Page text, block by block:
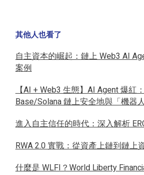
其他人也看了
自主資本的崛起：鏈上 Web3 AI
案例
【AI + Web3 生態】AI Agent 爆紅
Base/Solana 鏈上安全地與「機器
進入自主信任的時代：深入解析
RWA 2.0 實戰：從資產上鏈到鏈上
什麼是 WLFI？World Liberty